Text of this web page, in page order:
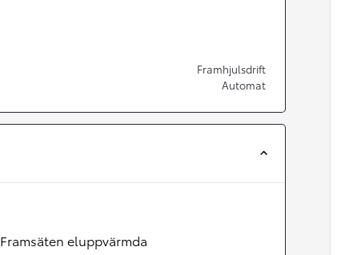
Från 350 900 kr
Från 3 450 kr/mån
Nya GR GT
Framhjulsdrift
Automat
Framsäten eluppvärmda